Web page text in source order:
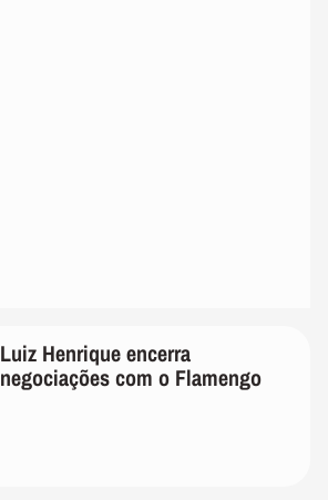
Luiz Henrique encerra
negociações com o Flamengo